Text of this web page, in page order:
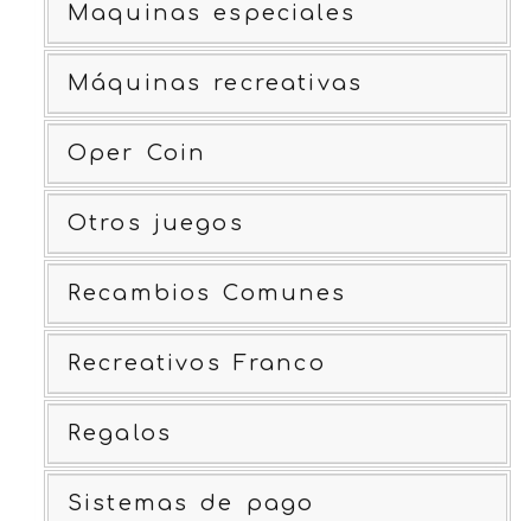
Maquinas especiales
Máquinas recreativas
Oper Coin
Otros juegos
Recambios Comunes
Recreativos Franco
Regalos
Sistemas de pago